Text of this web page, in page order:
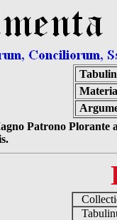
Patrono Plorante